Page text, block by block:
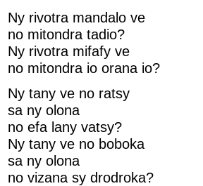
Ny rivotra mandalo ve
no mitondra tadio?
Ny rivotra mifafy ve
no mitondra io orana io?
Ny tany ve no ratsy
sa ny olona
no efa lany vatsy?
Ny tany ve no boboka
sa ny olona
no vizana sy